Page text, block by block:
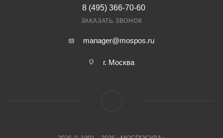
8 (495) 366-70-60
ЗАКАЗАТЬ ЗВОНОК
manager@mospos.ru
г. Москва